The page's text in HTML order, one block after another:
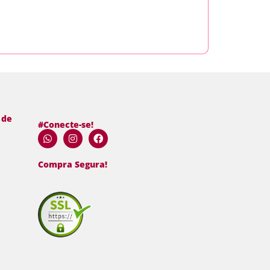
#Conecte-se!
Compra Segura!